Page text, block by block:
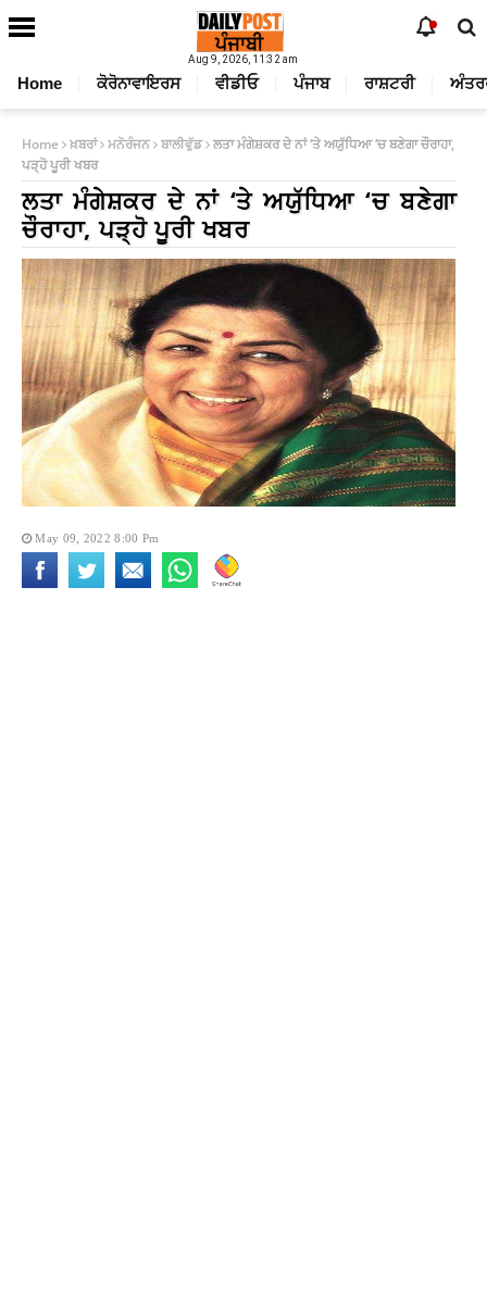
Aug 9, 2026, 11:32 am
Home ਕੋਰੋਨਾਵਾਇਰਸ ਵੀਡੀਓ ਪੰਜਾਬ ਰਾਸ਼ਟਰੀ
Home ਖ਼ਬਰਾਂ ਮਨੋਰੰਜਨ ਬਾਲੀਵੁੱਡ ਲਤਾ ਮੰਗੇਸ਼ਕਰ ਦੇ ਨਾਂ ‘ਤੇ ਅਯੁੱਧਿਆ ‘ਚ ਬਣੇਗਾ ਚੌਰਾਹਾ,
ਪੜ੍ਹੋ ਪੂਰੀ ਖਬਰ
ਲਤਾ ਮੰਗੇਸ਼ਕਰ ਦੇ ਨਾਂ ‘ਤੇ ਅਯੁੱਧਿਆ ‘ਚ ਬਣੇਗਾ
ਚੌਰਾਹਾ, ਪੜ੍ਹੋ ਪੂਰੀ ਖਬਰ
May 09, 2022 8:00 Pm